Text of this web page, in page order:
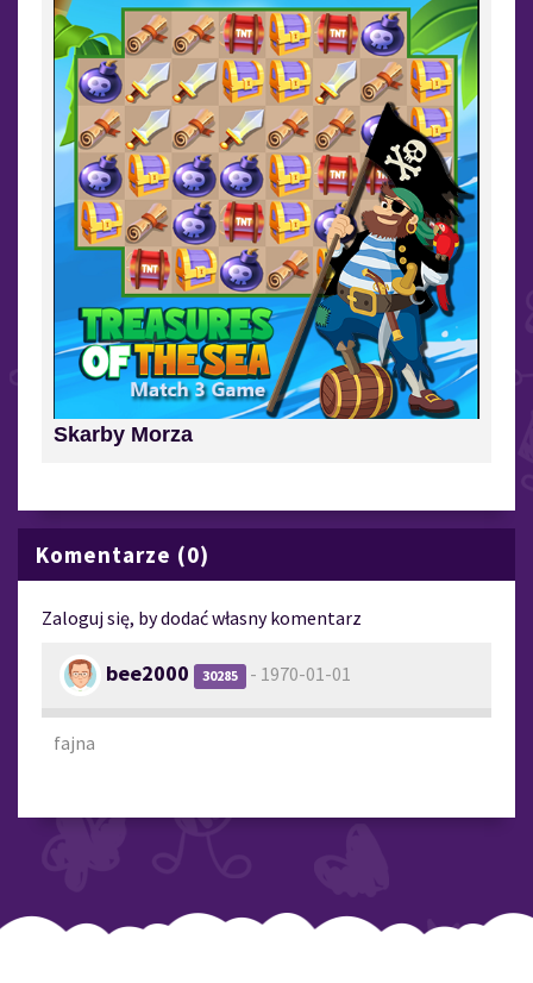
Skarby Morza
Komentarze (0)
Zaloguj się, by dodać własny komentarz
bee2000 30285 - 1970-01-01
fajna